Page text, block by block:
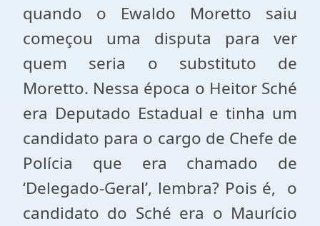
quando o Ewaldo Moretto saiu
começou uma disputa para ver
quem seria o substituto de
Moretto. Nessa época o Heitor Sché
era Deputado Estadual e tinha um
candidato para o cargo de Chefe de
Polícia que era chamado de
‘Delegado-Geral’, lembra? Pois é, o
candidato do Sché era o Maurício